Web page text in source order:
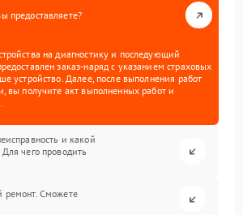
предоставляете?
на диагностику и последующий
заказ-наряд с указанием страховых
устройство. Далее, после выполнения работ
вы получите акт выполненных работ и
и какой
чего проводить
ремонт. Сможете